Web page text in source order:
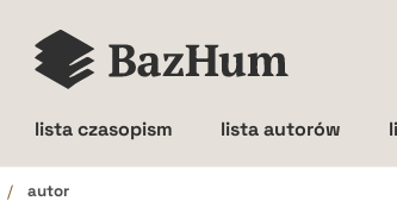
lista czasopism lista autorów
autor